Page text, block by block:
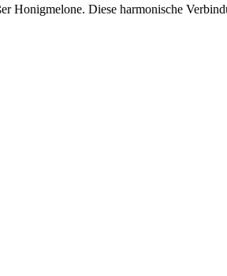
Honigmelone. Diese harmonische